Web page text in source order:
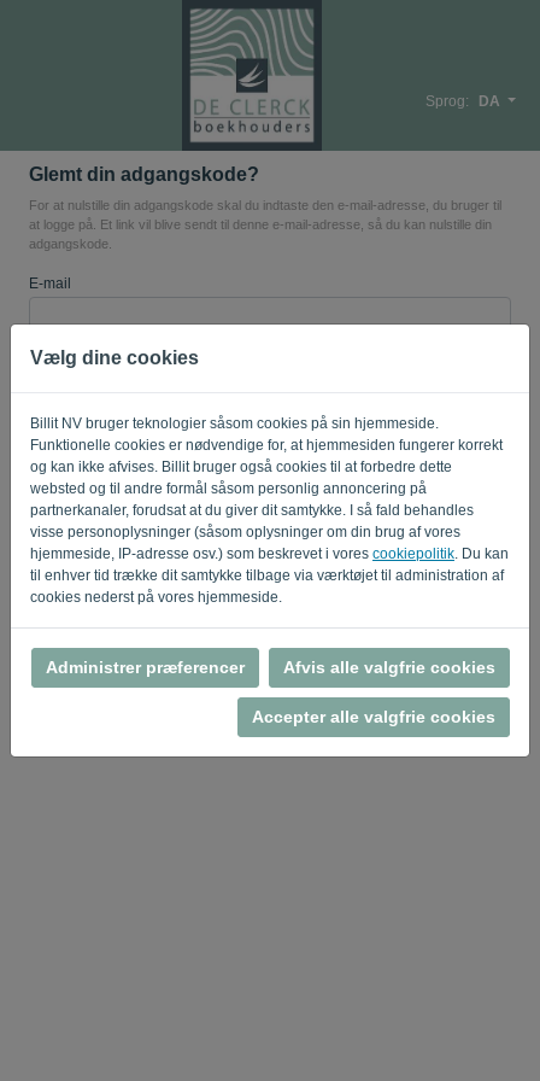
Vælg dine cookies
Billit NV bruger teknologier såsom cookies på sin hjemmeside.
Funktionelle cookies er nødvendige for, at hjemmesiden fungerer korrekt
og kan ikke afvises. Billit bruger også cookies til at forbedre dette
websted og til andre formål såsom personlig annoncering på
partnerkanaler, forudsat at du giver dit samtykke. I så fald behandles
visse personoplysninger (såsom oplysninger om din brug af vores
hjemmeside, IP-adresse osv.) som beskrevet i vores cookiepolitik. Du kan
til enhver tid trække dit samtykke tilbage via værktøjet til administration af
cookies nederst på vores hjemmeside.
Administrer præferencer Afvis alle valgfrie cookies
Accepter alle valgfrie cookies
Sprog: DA
Glemt din adgangskode?
For at nulstille din adgangskode skal du indtaste den e-mail-adresse, du bruger til
at logge på. Et link vil blive sendt til denne e-mail-adresse, så du kan nulstille din
adgangskode.
E-mail
Er du ikke en computer? Udfyld '
SEND LINK
Tilbage til login
Privacy Policy - Terms of Service